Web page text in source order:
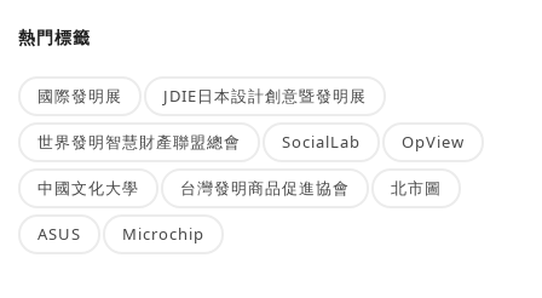
熱門標籤
國際發明展 JDIE日本設計創意暨發明展
世界發明智慧財產聯盟總會 SocialLab OpView
中國文化大學 台灣發明商品促進協會 北市圖
ASUS Microchip